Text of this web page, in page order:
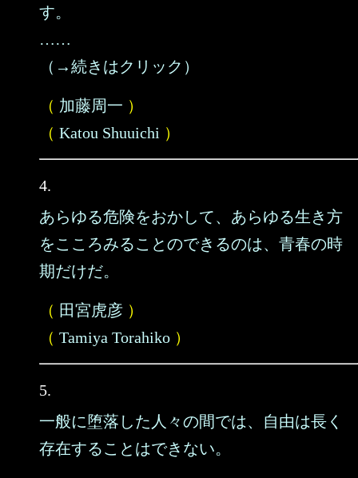
す。
……
（→続きはクリック）
（ 加藤周一 ）
（ Katou Shuuichi ）
4.
あらゆる危険をおかして、あらゆる生き方
をこころみることのできるのは、青春の時
期だけだ。
（ 田宮虎彦 ）
（ Tamiya Torahiko ）
5.
一般に堕落した人々の間では、自由は長く
存在することはできない。